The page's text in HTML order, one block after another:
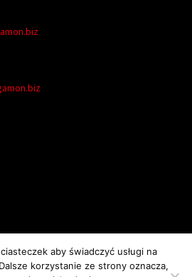
Krzysztof, Sławomir i Grzegorz i Kiszka.
aby świadczyć usługi na
korzystanie ze strony oznacza,